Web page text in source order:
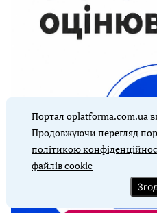
Портал oplatforma.com.ua
Продовжуючи перегляд
політикою
файлів cookie